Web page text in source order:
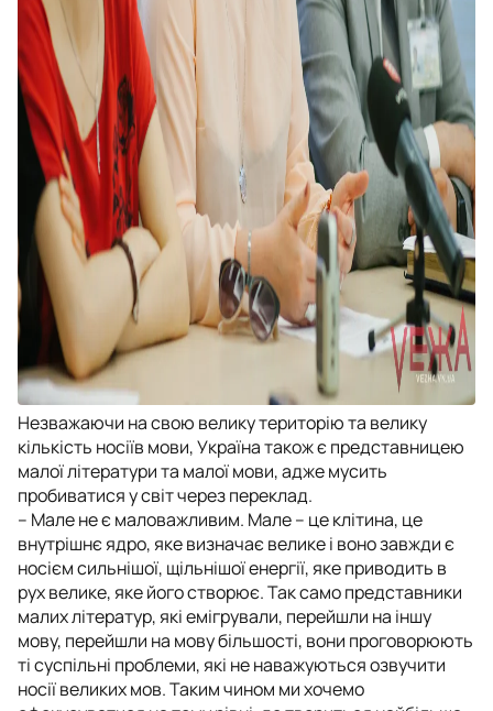
Незважаючи на свою велику територію та велику
кількість носіїв мови, Україна також є представницею
малої літератури та малої мови, адже мусить
пробиватися у світ через переклад.
– Мале не є маловажливим. Мале – це клітина, це
внутрішнє ядро, яке визначає велике і воно завжди є
носієм сильнішої, щільнішої енергії, яке приводить в
рух велике, яке його створює. Так само представники
малих літератур, які емігрували, перейшли на іншу
мову, перейшли на мову більшості, вони проговорюють
ті суспільні проблеми, які не наважуються озвучити
носії великих мов. Таким чином ми хочемо